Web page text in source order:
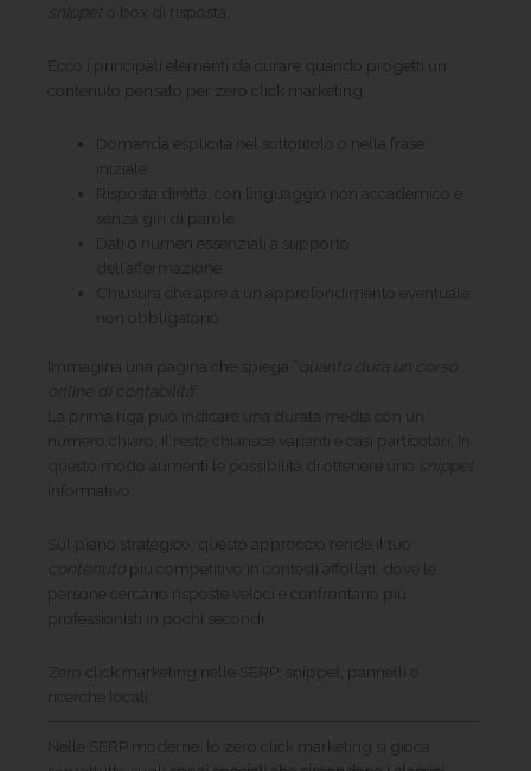
snippet o box di risposta.
Ecco i principali elementi da curare quando progetti un
contenuto pensato per zero click marketing:
Domanda esplicita nel sottotitolo o nella frase
iniziale
Risposta diretta, con linguaggio non accademico e
senza giri di parole
Dati o numeri essenziali a supporto
dell’affermazione
Chiusura che apre a un approfondimento eventuale,
non obbligatorio
Immagina una pagina che spiega “ quanto dura un corso
online di contabilità
La prima riga può indicare una durata media con un
numero chiaro, il resto chiarisce varianti e casi particolari. In
questo modo aumenti le possibilità di ottenere uno
snippet
informativo.
Sul piano strategico, questo approccio rende il tuo
contenuto
più competitivo in contesti affollati, dove le
persone cercano risposte veloci e confrontano più
professionisti in pochi secondi.
Zero click marketing nelle SERP: snippet, pannelli e
ricerche locali
Nelle SERP moderne, lo zero click marketing si gioca